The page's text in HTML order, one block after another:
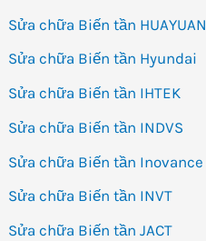
Sửa chữa Biến tần HUAYUAN
Sửa chữa Biến tần Hyundai
Sửa chữa Biến tần IHTEK
Sửa chữa Biến tần INDVS
Sửa chữa Biến tần Inovance
Sửa chữa Biến tần INVT
Sửa chữa Biến tần JACT